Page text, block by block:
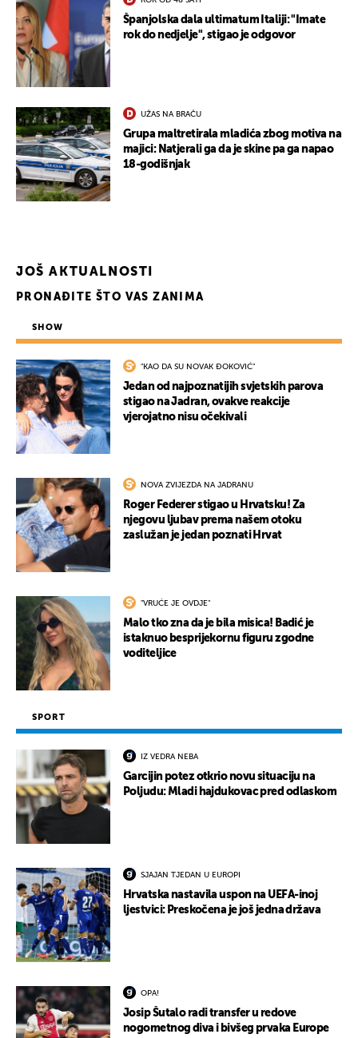
Španjolska dala ultimatum Italiji: "Imate
rok do nedjelje", stigao je odgovor
UŽAS NA BRAČU
Grupa maltretirala mladića zbog motiva na
majici: Natjerali ga da je skine pa ga napao
18-godišnjak
JOŠ AKTUALNOSTI
PRONAĐITE ŠTO VAS ZANIMA
SHOW
"KAO DA SU NOVAK ĐOKOVIĆ"
Jedan od najpoznatijih svjetskih parova
stigao na Jadran, ovakve reakcije
vjerojatno nisu očekivali
NOVA ZVIJEZDA NA JADRANU
Roger Federer stigao u Hrvatsku! Za
njegovu ljubav prema našem otoku
zaslužan je jedan poznati Hrvat
"VRUĆE JE OVDJE"
Malo tko zna da je bila misica! Badić je
istaknuo besprijekornu figuru zgodne
voditeljice
SPORT
IZ VEDRA NEBA
Garcijin potez otkrio novu situaciju na
Poljudu: Mladi hajdukovac pred odlaskom
SJAJAN TJEDAN U EUROPI
Hrvatska nastavila uspon na UEFA-inoj
ljestvici: Preskočena je još jedna država
OPA!
Josip Šutalo radi transfer u redove
nogometnog diva i bivšeg prvaka Europe